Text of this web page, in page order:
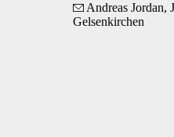
Andreas Jordan,
Gelsenkirchen